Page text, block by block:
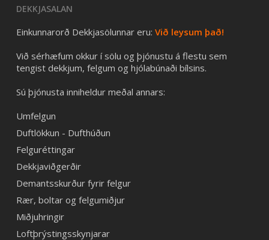
DEKKJASALAN
Einkunnarorð Dekkjasölunnar eru: Við leysum það!
Við sérhæfum okkur í sölu og þjónustu á flestu sem
tengist dekkjum, felgum og hjólabúnaði bílsins.
Sú þjónusta inniheldur meðal annars:
Umfelgun
Duftlökkun - Dufthúðun
Felguréttingar
Dekkjaviðgerðir
Demantsskurður fyrir felgur
Rær, boltar og felgumiðjur
Miðjuhringir
Loftþrýstingsskynjarar